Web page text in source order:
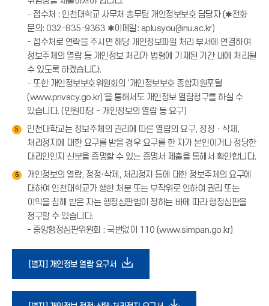
- 접수처 : 인천대학교 사무처 총무팀 개인정보보호 담당자 (✱전화
문의: 032-835-9363 ✱이메일: aplusyou@inu.ac.kr)
- 접수처로 연락을 주시면 해당 개인정보파일 처리 부서에 연결하여
정보주체의 열람 등 개인정보 처리가 법령에 기재된 기간 내에 처리될
수 있도록 하겠습니다.
- 또한 개인정보보호위원회의 ‘개인정보보호 종합지원포털
(www.privacy.go.kr)’을 통해서도 개인정보 열람청구를 하실 수
있습니다. (민원마당 - 개인정보의 열람 등 요구)
5
인천대학교는 정보주체의 권리에 따른 열람의 요구, 정정ㆍ삭제,
처리정지에 대한 요구를 받을 경우 요구를 한 자가 본인이거나 정당한
대리인인지 신분을 증명할 수 있는 증명서 제출을 통해서 확인합니다.
6
개인정보의 열람, 정정·삭제, 처리정지 등에 대한 정보주체의 요구에
대하여 인천대학교가 행한 처분 또는 부작위로 인하여 권리 또는
이익을 침해 받은 자는 행정심판법이 정하는 바에 따라 행정심판을
청구할 수 있습니다.
- 중앙행정심판위원회 : 국번없이 110 (www.simpan.go.kr)
[별지] 개인정보 열람 요구서 다
운